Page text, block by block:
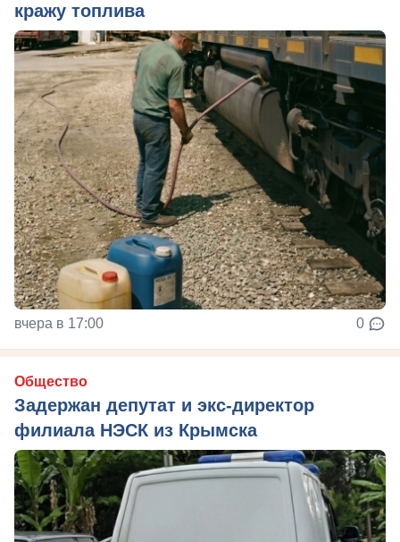
кражу топлива
вчера в 17:00 0
Общество
Задержан депутат и экс-директор
филиала НЭСК из Крымска